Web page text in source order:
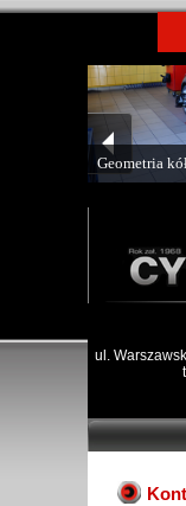
Geometria
ul.